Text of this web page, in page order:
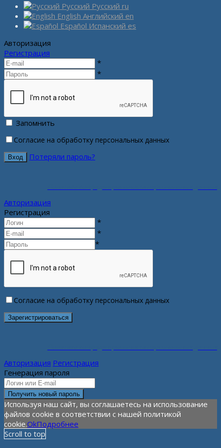
Русский Русский ru
English Английский en
Español Испанский es
Авторизация
Регистрация
*
*
Запомнить
Согласие на обработку персональных данных
Потеряли пароль?
Авторизация
Регистрация
*
*
*
Согласие на обработку персональных данных
Авторизация Регистрация
Генерация пароля
Используя наш сайт, вы соглашаетесь на использование
файлов cookie в соответствии с нашей политикой
cookie.OkПодробнее
Scroll to top